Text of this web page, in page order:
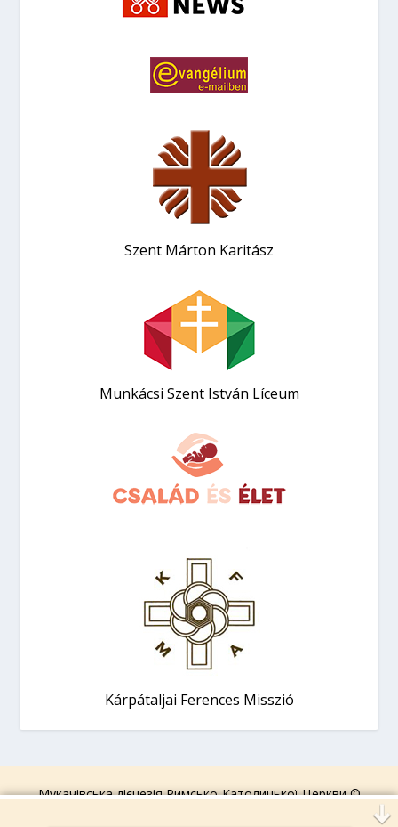
Szent Márton Karitász
Munkácsi Szent István Líceum
Kárpátaljai Ferences Misszió
Мукачівська дієцезія Римсько-Католицької Церкви ©